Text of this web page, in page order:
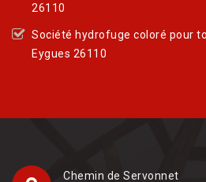
26110
Société hydrofuge coloré pour
Eygues 26110
Chemin de Servonnet